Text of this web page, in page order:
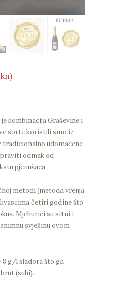
kn)
je kombinacija Graševine i
sorte koristili smo iz
tradicionalno udomaćene
odmak od
pjenušaca.
metodi (metoda vrenja
četiri godine što
Mjehurići su sitni i
svježinu ovom
8 g/l sladora što ga
(suhi).